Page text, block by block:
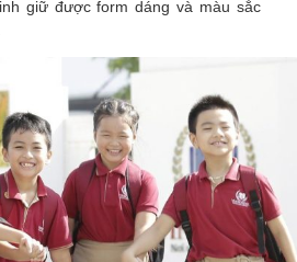
giữ được form dáng và màu sắc